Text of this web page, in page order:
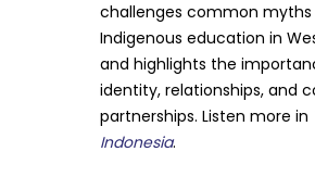
challenges common
Indigenous education in
and highlights the
identity, relationships, and
partnerships. Listen more in
Indonesia.